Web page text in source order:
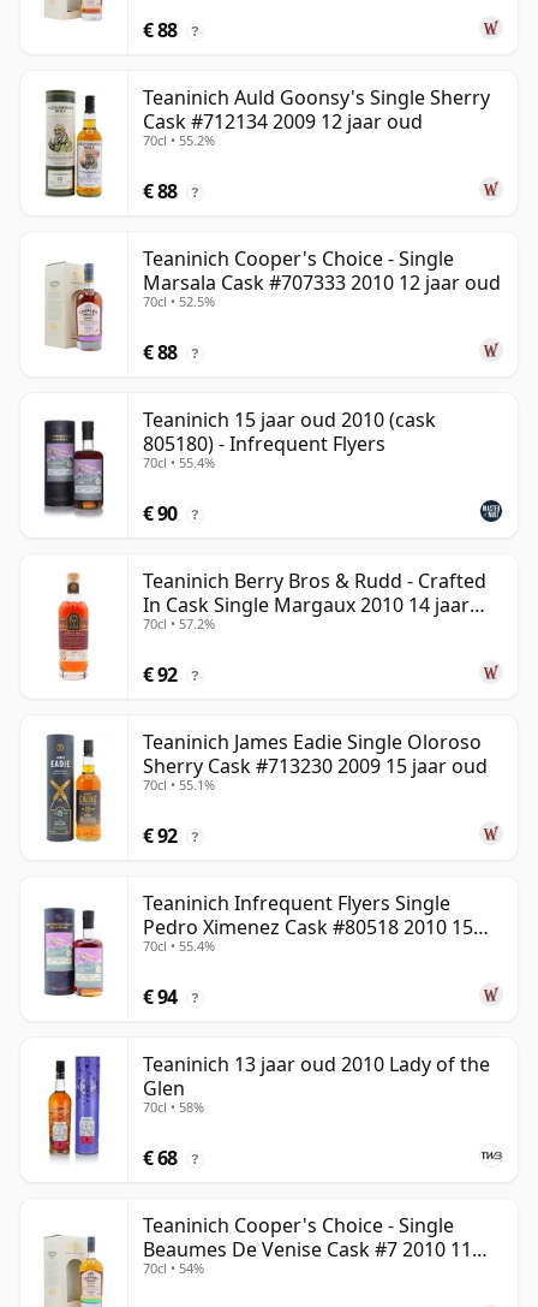
€ 88 ?
Teaninich Auld Goonsy's Single Sherry
Cask #712134 2009 12 jaar oud
70cl • 55.2%
€ 88 ?
Teaninich Cooper's Choice - Single
Marsala Cask #707333 2010 12 jaar oud
70cl • 52.5%
€ 88 ?
Teaninich 15 jaar oud 2010 (cask
805180) - Infrequent Flyers
70cl • 55.4%
€ 90 ?
Teaninich Berry Bros & Rudd - Crafted
In Cask Single Margaux 2010 14 jaar
oud
70cl • 57.2%
€ 92 ?
Teaninich James Eadie Single Oloroso
Sherry Cask #713230 2009 15 jaar oud
70cl • 55.1%
€ 92 ?
Teaninich Infrequent Flyers Single
Pedro Ximenez Cask #80518 2010 15
jaar oud
70cl • 55.4%
€ 94 ?
Teaninich 13 jaar oud 2010 Lady of the
Glen
70cl • 58%
€ 68 ?
Teaninich Cooper's Choice - Single
Beaumes De Venise Cask #7 2010 11
jaar oud
70cl • 54%